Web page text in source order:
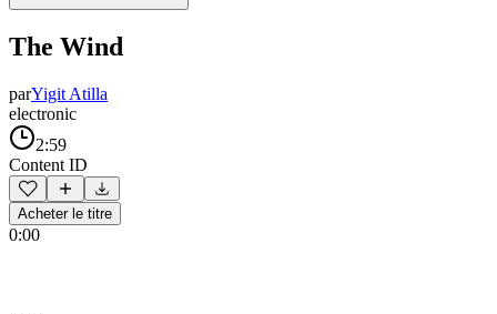
The Wind
parYigit Atilla
electronic
2:59
Content ID
Acheter le titre
0:00